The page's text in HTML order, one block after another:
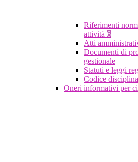
Riferimenti
attività 6
Atti
Documenti di
gestionale
Statuti e leggi
Codice
Oneri informativi per